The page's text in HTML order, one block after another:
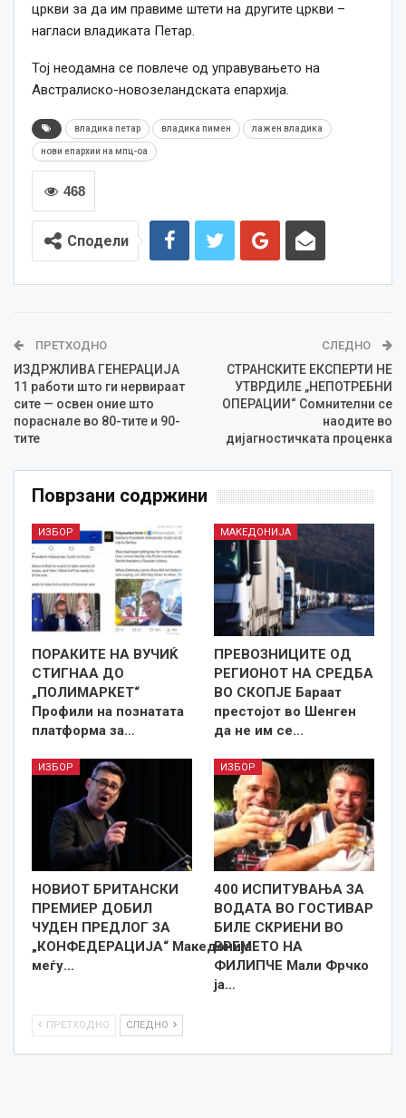
цркви за да им правиме штети на другите цркви –
нагласи владиката Петар.
Тој неодамна се повлече од управувањето на
Австралиско-новозеландската епархија.
владика петар владика пимен лажен владика
нови епархии на мпц-оа
468
Сподели
ПРЕТХОДНО
ИЗДРЖЛИВА ГЕНЕРАЦИЈА
11 работи што ги нервираат
сите — освен оние што
пораснале во 80-тите и 90-
тите
СЛЕДНО
СТРАНСКИТЕ ЕКСПЕРТИ НЕ
УТВРДИЛЕ „НЕПОТРЕБНИ
ОПЕРАЦИИ“ Сомнителни се
наодите во
дијагностичката проценка
Поврзани содржини
ИЗБОР
ПОРАКИТЕ НА ВУЧИЌ
СТИГНАА ДО
„ПОЛИМАРКЕТ“
Профили на познатата
платформа за…
МАКЕДОНИЈА
ПРЕВОЗНИЦИТЕ ОД
РЕГИОНОТ НА СРЕДБА
ВО СКОПЈЕ Бараат
престојот во Шенген
да не им се…
ИЗБОР
НОВИОТ БРИТАНСКИ
ПРЕМИЕР ДОБИЛ
ЧУДЕН ПРЕДЛОГ ЗА
„КОНФЕДЕРАЦИЈА“ Македонија
меѓу…
ИЗБОР
400 ИСПИТУВАЊА ЗА
ВОДАТА ВО ГОСТИВАР
БИЛЕ СКРИЕНИ ВО
ВРЕМЕТО НА
ФИЛИПЧЕ Мали Фрчко
ја…
ПРЕТХОДНО СЛЕДНО